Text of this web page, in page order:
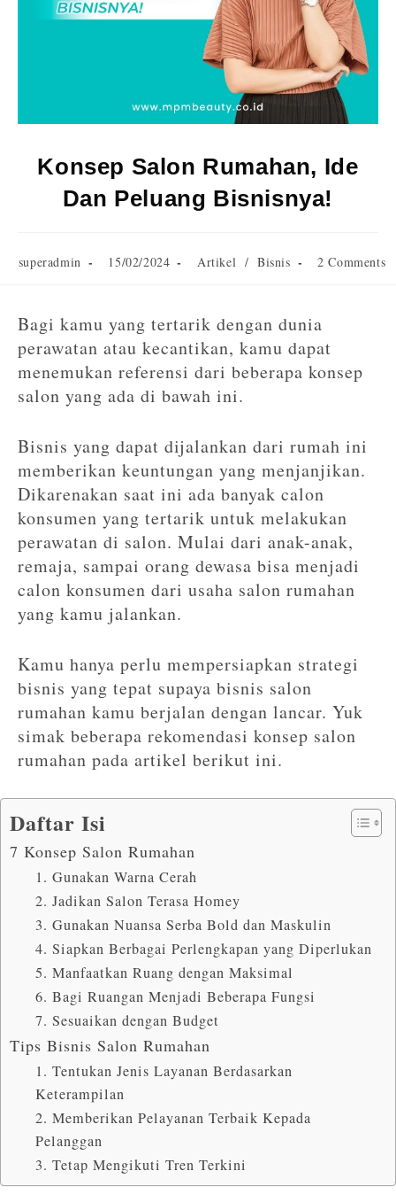
Konsep Salon Rumahan, Ide
Dan Peluang Bisnisnya!
superadmin 15/02/2024 Artikel / Bisnis 2 Comments
Bagi kamu yang tertarik dengan dunia
perawatan atau kecantikan, kamu dapat
menemukan referensi dari beberapa konsep
salon yang ada di bawah ini.
Bisnis yang dapat dijalankan dari rumah ini
memberikan keuntungan yang menjanjikan.
Dikarenakan saat ini ada banyak calon
konsumen yang tertarik untuk melakukan
perawatan di salon. Mulai dari anak-anak,
remaja, sampai orang dewasa bisa menjadi
calon konsumen dari usaha salon rumahan
yang kamu jalankan.
Kamu hanya perlu mempersiapkan strategi
bisnis yang tepat supaya bisnis salon
rumahan kamu berjalan dengan lancar. Yuk
simak beberapa rekomendasi konsep salon
rumahan pada artikel berikut ini.
Daftar Isi
7 Konsep Salon Rumahan
1. Gunakan Warna Cerah
2. Jadikan Salon Terasa Homey
3. Gunakan Nuansa Serba Bold dan Maskulin
4. Siapkan Berbagai Perlengkapan yang Diperlukan
5. Manfaatkan Ruang dengan Maksimal
6. Bagi Ruangan Menjadi Beberapa Fungsi
7. Sesuaikan dengan Budget
Tips Bisnis Salon Rumahan
1. Tentukan Jenis Layanan Berdasarkan
Keterampilan
2. Memberikan Pelayanan Terbaik Kepada
Pelanggan
3. Tetap Mengikuti Tren Terkini